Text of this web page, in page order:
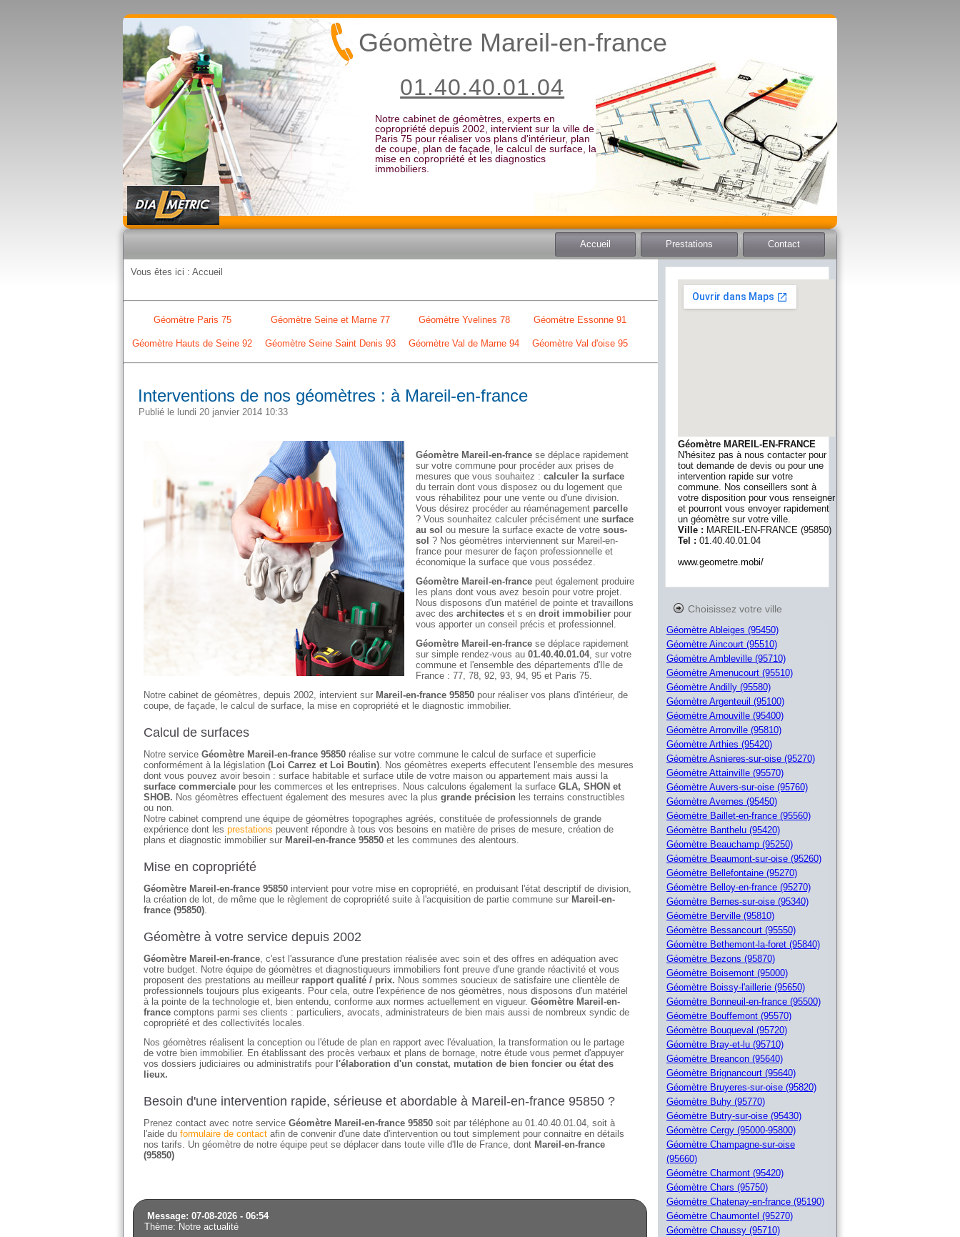
Notre cabinet de géomètres, experts en
copropriété depuis 2002, intervient sur la ville de
Paris 75 pour réaliser vos plans d'intérieur, plan
de coupe, plan de façade, le calcul de surface, la
mise en copropriété et les diagnostics
immobiliers.
Géomètre Mareil-en-france
01.40.40.01.04
Accueil Prestations Contact
Vous êtes ici : Accueil
Géomètre Paris 75 Géomètre Seine et Marne 77 Géomètre Yvelines 78 Géomètre Essonne 91
Géomètre Hauts de Seine 92 Géomètre Seine Saint Denis 93 Géomètre Val de Marne 94 Géomètre Val d'oise 95
Interventions de nos géomètres : à Mareil-en-france
Publié le lundi 20 janvier 2014 10:33
Géomètre Mareil-en-france se déplace rapidement
sur votre commune pour procéder aux prises de
mesures que vous souhaitez : calculer la surface
du terrain dont vous disposez ou du logement que
vous réhabilitez pour une vente ou d'une division.
Vous désirez procéder au réaménagement parcelle
? Vous sounhaitez calculer précisément une surface
au sol ou mesure la surface exacte de votre sous-
sol ? Nos géomètres interviennent sur Mareil-en-
france pour mesurer de façon professionnelle et
économique la surface que vous possédez.
Géomètre Mareil-en-france peut également produire
les plans dont vous avez besoin pour votre projet.
Nous disposons d'un matériel de pointe et travaillons
avec des architectes et s en droit immobilier pour
vous apporter un conseil précis et professionnel.
Géomètre Mareil-en-france se déplace rapidement
sur simple rendez-vous au 01.40.40.01.04, sur votre
commune et l'ensemble des départements d'Ile de
France : 77, 78, 92, 93, 94, 95 et Paris 75.
Notre cabinet de géomètres, depuis 2002, intervient sur Mareil-en-france 95850 pour réaliser vos plans d'intérieur, de
coupe, de façade, le calcul de surface, la mise en copropriété et le diagnostic immobilier.
Calcul de surfaces
Notre service Géomètre Mareil-en-france 95850 réalise sur votre commune le calcul de surface et superficie
conformément à la législation (Loi Carrez et Loi Boutin). Nos géomètres exeperts effecutent l'ensemble des mesures
dont vous pouvez avoir besoin : surface habitable et surface utile de votre maison ou appartement mais aussi la
surface commerciale pour les commerces et les entreprises. Nous calculons également la surface GLA, SHON et
SHOB. Nos géomètres effectuent également des mesures avec la plus grande précision les terrains constructibles
ou non.
Notre cabinet comprend une équipe de géomètres topographes agréés, constituée de professionnels de grande
expérience dont les prestations peuvent répondre à tous vos besoins en matière de prises de mesure, création de
plans et diagnostic immobilier sur Mareil-en-france 95850 et les communes des alentours.
Mise en copropriété
Géomètre Mareil-en-france 95850 intervient pour votre mise en copropriété, en produisant l'état descriptif de division,
la création de lot, de même que le règlement de copropriété suite à l'acquisition de partie commune sur Mareil-en-
france (95850).
Géomètre à votre service depuis 2002
Géomètre Mareil-en-france, c'est l'assurance d'une prestation réalisée avec soin et des offres en adéquation avec
votre budget. Notre équipe de géomètres et diagnostiqueurs immobiliers font preuve d'une grande réactivité et vous
proposent des prestations au meilleur rapport qualité / prix. Nous sommes soucieux de satisfaire une clientèle de
professionnels toujours plus exigeants. Pour cela, outre l'expérience de nos géomètres, nous disposons d'un matériel
à la pointe de la technologie et, bien entendu, conforme aux normes actuellement en vigueur. Géomètre Mareil-en-
france comptons parmi ses clients : particuliers, avocats, administrateurs de bien mais aussi de nombreux syndic de
copropriété et des collectivités locales.
Nos géomètres réalisent la conception ou l'étude de plan en rapport avec l'évaluation, la transformation ou le partage
de votre bien immobilier. En établissant des procès verbaux et plans de bornage, notre étude vous permet d'appuyer
vos dossiers judiciaires ou administratifs pour l'élaboration d'un constat, mutation de bien foncier ou état des
lieux.
Besoin d'une intervention rapide, sérieuse et abordable à Mareil-en-france 95850 ?
Prenez contact avec notre service Géomètre Mareil-en-france 95850 soit par téléphone au 01.40.40.01.04, soit à
l'aide du formulaire de contact afin de convenir d'une date d'intervention ou tout simplement pour connaitre en détails
nos tarifs. Un géomètre de notre équipe peut se déplacer dans toute ville d'Ile de France, dont Mareil-en-france
(95850)
Message: 07-08-2026 - 06:54
Thème: Notre actualité
Géomètre MAREIL-EN-FRANCE
N'hésitez pas à nous contacter pour
tout demande de devis ou pour une
intervention rapide sur votre
commune. Nos conseillers sont à
votre disposition pour vous renseigner
et pourront vous envoyer rapidement
un géomètre sur votre ville.
Ville : MAREIL-EN-FRANCE (95850)
Tel : 01.40.40.01.04
www.geometre.mobi/
Choisissez votre ville
Géomètre Ableiges (95450)
Géomètre Aincourt (95510)
Géomètre Ambleville (95710)
Géomètre Amenucourt (95510)
Géomètre Andilly (95580)
Géomètre Argenteuil (95100)
Géomètre Arnouville (95400)
Géomètre Arronville (95810)
Géomètre Arthies (95420)
Géomètre Asnieres-sur-oise (95270)
Géomètre Attainville (95570)
Géomètre Auvers-sur-oise (95760)
Géomètre Avernes (95450)
Géomètre Baillet-en-france (95560)
Géomètre Banthelu (95420)
Géomètre Beauchamp (95250)
Géomètre Beaumont-sur-oise (95260)
Géomètre Bellefontaine (95270)
Géomètre Belloy-en-france (95270)
Géomètre Bernes-sur-oise (95340)
Géomètre Berville (95810)
Géomètre Bessancourt (95550)
Géomètre Bethemont-la-foret (95840)
Géomètre Bezons (95870)
Géomètre Boisemont (95000)
Géomètre Boissy-l'aillerie (95650)
Géomètre Bonneuil-en-france (95500)
Géomètre Bouffemont (95570)
Géomètre Bouqueval (95720)
Géomètre Bray-et-lu (95710)
Géomètre Breancon (95640)
Géomètre Brignancourt (95640)
Géomètre Bruyeres-sur-oise (95820)
Géomètre Buhy (95770)
Géomètre Butry-sur-oise (95430)
Géomètre Cergy (95000-95800)
Géomètre Champagne-sur-oise
(95660)
Géomètre Charmont (95420)
Géomètre Chars (95750)
Géomètre Chatenay-en-france (95190)
Géomètre Chaumontel (95270)
Géomètre Chaussy (95710)